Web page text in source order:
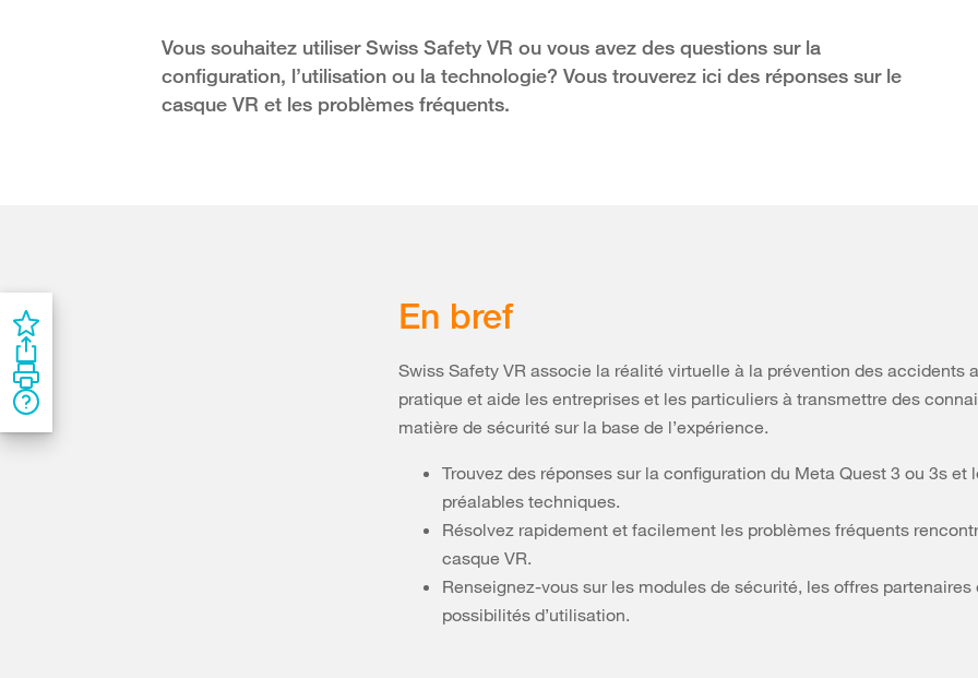
Vous souhaitez utiliser Swiss Safety VR ou vous avez des questions sur la
configuration, l’utilisation ou la technologie? Vous trouverez ici des réponses sur le
casque VR et les problèmes fréquents.
En bref
Swiss Safety VR associe la réalité virtuelle à la prévention des accidents
pratique et aide les entreprises et les particuliers à transmettre des
matière de sécurité sur la base de l’expérience.
Trouvez des réponses sur la configuration du Meta Quest 3 ou 3s et
préalables techniques.
Résolvez rapidement et facilement les problèmes fréquents
casque VR.
Renseignez-vous sur les modules de sécurité, les offres partenaires
possibilités d’utilisation.